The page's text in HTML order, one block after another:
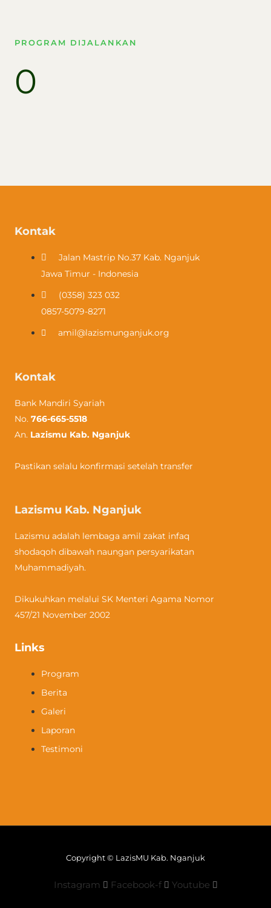
PROGRAM DIJALANKAN
0
Kontak
Jalan Mastrip No.37 Kab. Nganjuk
Jawa Timur - Indonesia
(0358) 323 032​
0857-5079-8271
amil@lazismunganjuk.org
Kontak
Bank Mandiri Syariah
No. 766-665-5518
An. Lazismu Kab. Nganjuk
Pastikan selalu konfirmasi setelah transfer
Lazismu Kab. Nganjuk
Lazismu adalah lembaga amil zakat infaq
shodaqoh dibawah naungan persyarikatan
Muhammadiyah.
Dikukuhkan melalui SK Menteri Agama Nomor
457/21 November 2002
Links
Program
Berita
Galeri
Laporan
Testimoni
Copyright © LazisMU Kab. Nganjuk
Instagram Facebook-f Youtube